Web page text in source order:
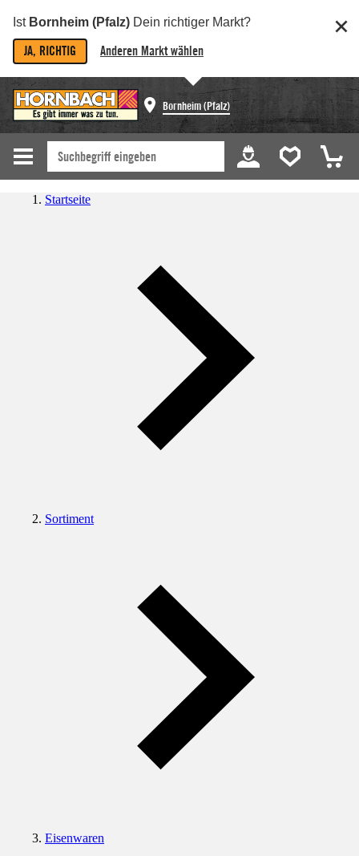
Ist Bornheim (Pfalz) Dein richtiger Markt?
JA, RICHTIG Anderen Markt wählen
Bornheim (Pfalz)
Startseite
Sortiment
Eisenwaren